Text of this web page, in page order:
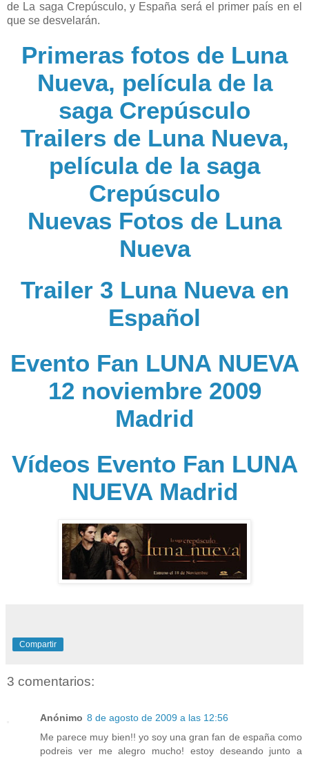
de La saga Crepúsculo, y España será el primer país en el
que se desvelarán.
Primeras fotos de Luna
Nueva, película de la
saga Crepúsculo
Trailers de Luna Nueva,
película de la saga
Crepúsculo
Nuevas Fotos de Luna
Nueva
Trailer 3 Luna Nueva en
Español
Evento Fan LUNA NUEVA
12 noviembre 2009
Madrid
Vídeos Evento Fan LUNA
NUEVA Madrid
Compartir
3 comentarios:
Anónimo 8 de agosto de 2009 a las 12:56
Me parece muy bien!! yo soy una gran fan de españa como
podreis ver me alegro mucho! estoy deseando junto a